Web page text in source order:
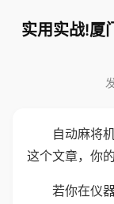
实用实战!厦
自动麻将
这个文章，你
若你在仪